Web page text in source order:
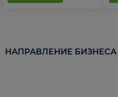
НАПРАВЛЕНИЕ БИЗНЕСА